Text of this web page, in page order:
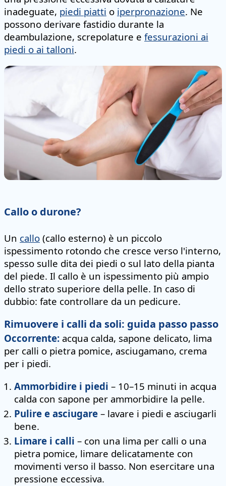
inadeguate, piedi piatti o iperpronazione. Ne
possono derivare fastidio durante la
deambulazione, screpolature e fessurazioni ai
piedi o ai talloni.
Callo o durone?
Un callo (callo esterno) è un piccolo
ispessimento rotondo che cresce verso l'interno,
spesso sulle dita dei piedi o sul lato della pianta
del piede. Il callo è un ispessimento più ampio
dello strato superiore della pelle. In caso di
dubbio: fate controllare da un pedicure.
Rimuovere i calli da soli: guida passo passo
Occorrente: acqua calda, sapone delicato, lima
per calli o pietra pomice, asciugamano, crema
per i piedi.
Ammorbidire i piedi – 10–15 minuti in acqua
calda con sapone per ammorbidire la pelle.
Pulire e asciugare – lavare i piedi e asciugarli
bene.
Limare i calli – con una lima per calli o una
pietra pomice, limare delicatamente con
movimenti verso il basso. Non esercitare una
pressione eccessiva.